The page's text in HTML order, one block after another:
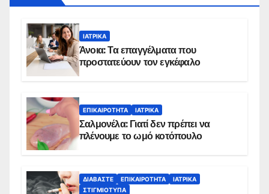
ΙΑΤΡΙΚΆ
Άνοια: Τα επαγγέλματα που
προστατεύουν τον εγκέφαλο
ΕΠΙΚΑΙΡΌΤΗΤΑ ΙΑΤΡΙΚΆ
Σαλμονέλα: Γιατί δεν πρέπει να
πλένουμε το ωμό κοτόπουλο
ΔΙΑΒΆΣΤΕ ΕΠΙΚΑΙΡΌΤΗΤΑ
ΙΑΤΡΙΚΆ
ΣΤΙΓΜΙΌΤΥΠΑ